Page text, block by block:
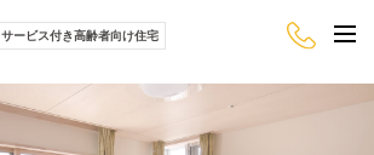
サービス付き高齢者向け住宅